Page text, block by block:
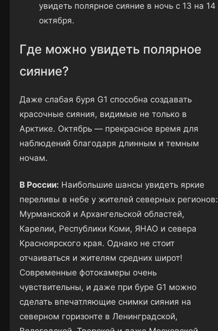
увидеть полярное сияние в ночь с 13 на 14
октября.
Где можно увидеть полярное
сияние?
Даже слабая буря G1 способна создавать
красочные сияния, видимые не только в
Арктике. Октябрь — прекрасное время для
наблюдений благодаря длинным и темным
ночам.
В России: Наибольшие шансы увидеть яркие
переливы в небе у жителей северных регионов:
Мурманской и Архангельской областей,
Карелии, Республики Коми, ЯНАО и севера
Красноярского края. Однако не стоит
отчаиваться и жителям средних широт!
Современные фотокамеры очень
чувствительны, и даже при буре G1 можно
сделать впечатляющие снимки сияния на
северном горизонте в Ленинградской,